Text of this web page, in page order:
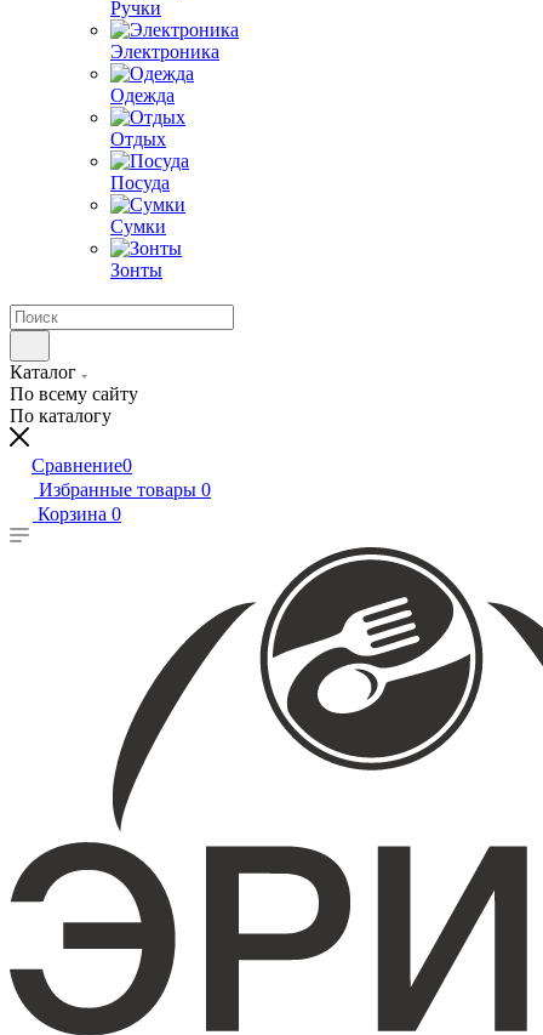
Ручки
Электроника
Одежда
Отдых
Посуда
Сумки
Зонты
Каталог
По всему сайту
По каталогу
Сравнение0
Избранные товары 0
Корзина 0